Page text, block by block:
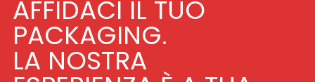
AFFIDACI IL TUO
PACKAGING.
LA NOSTRA